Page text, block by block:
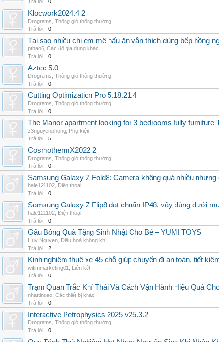
Trả lời:
0
Klocwork2024.4 2
Drograms Thông gió thông thường
Trả lời:
0
Tại sao nhiều chị em mê nấu ăn vẫn thích dùng bếp hồng
pthao6 Các đồ gia dụng khác
Trả lời:
0
Aztec 5.0
Drograms Thông gió thông thường
Trả lời:
0
Cutting Optimization Pro 5.18.21.4
Drograms Thông gió thông thường
Trả lời:
0
The Manor apartment looking for 3 bedrooms fully furniture
z3nguyenphong Phụ kiện
Trả lời:
5
CosmothermX2022 2
Drograms Thông gió thông thường
Trả lời:
0
Samsung Galaxy Z Fold8: Camera không quá nhiều nhưng
hale121102 Điện thoại
Trả lời:
0
Samsung Galaxy Z Flip8 đạt chuẩn IP48, vậy dùng dưới
hale121102 Điện thoại
Trả lời:
0
Gấu Bông Quà Tặng Sinh Nhật Cho Bé – YUMI TOYS
Huy Nguyen Điều hoà không khí
Trả lời:
2
Kinh nghiệm thuê xe 45 chỗ giúp chuyến đi an toàn, tiết
wifimmarketing01
Liên kết
Trả lời:
0
Trạm Quan Trắc Khí Thải Và Cách Vận Hành Hiệu Quả
nhattinseo Các thiết bị khác
Trả lời:
0
Interactive Petrophysics 2025 v25.3.2
Drograms Thông gió thông thường
Trả lời:
0